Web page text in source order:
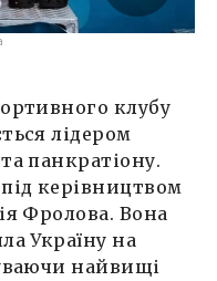
клубу
лідером
панкратіону.
керівництвом
Фролова. Вона
Україну на
найвищі